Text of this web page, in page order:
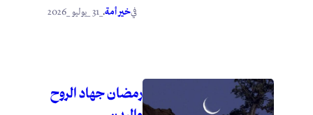
فيخير أمة. _31 _يوليو _2026
رمضان جهاد الروح